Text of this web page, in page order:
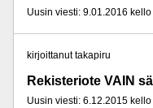
Uusin viesti: 9.01.2016
kirjoittanut takapiru
Rekisteriote VAIN
Uusin viesti: 6.12.2015